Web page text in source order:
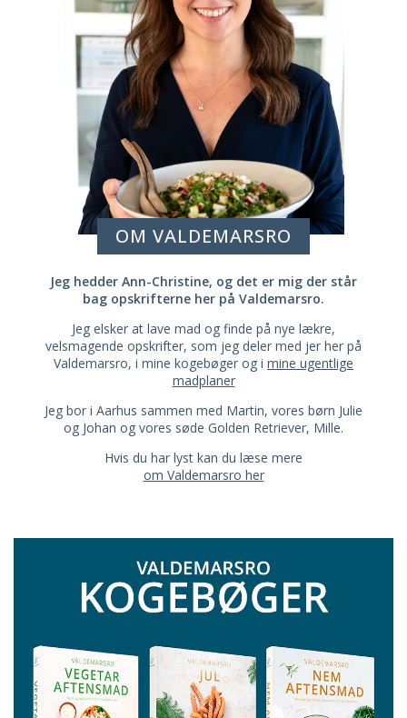
OM VALDEMARSRO
Jeg hedder Ann-Christine, og det er mig der står
bag opskrifterne her på Valdemarsro.
Jeg elsker at lave mad og finde på nye lækre,
velsmagende opskrifter, som jeg deler med jer her på
Valdemarsro, i mine kogebøger og i mine ugentlige
madplaner
Jeg bor i Aarhus sammen med Martin, vores børn Julie
og Johan og vores søde Golden Retriever, Mille.
Hvis du har lyst kan du læse mere
om Valdemarsro her